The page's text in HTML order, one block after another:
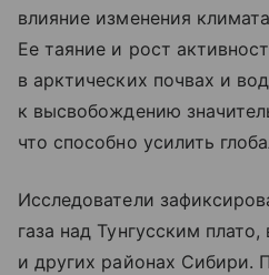
влияние изменения
Ее таяние и рост
в арктических почвах и
к высвобождению
что способно усилить
Исследователи
газа над Тунгусским
и других районах Сибири.